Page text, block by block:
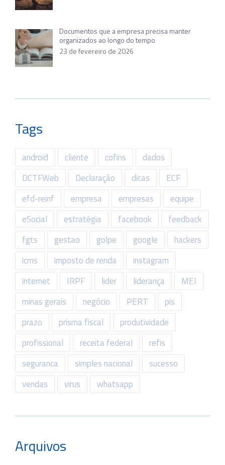
Documentos que a empresa precisa manter
organizados ao longo do tempo
23 de fevereiro de 2026
Tags
android cliente cofins
dados
DCTFWeb
Declaração dicas
ECF
efd-reinf
empresa empresas
equipe
eSocial
estratégia facebook
feedback
fgts
gestao golpe google
hackers
icms
imposto de renda
instagram
internet
IRPF lider liderança
MEI
minas gerais
negócio PERT
pis
prazo
prisma fiscal
produtividade
profissional
receita federal
refis
seguranca
simples nacional
sucesso
vendas
virus whatsapp
Arquivos